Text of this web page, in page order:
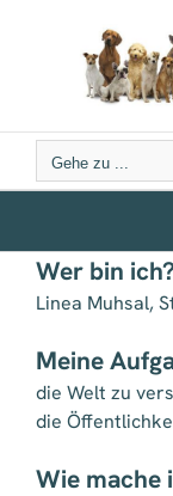
Gehe zu ...
Wer bin ich?
Linea Muhsal,
Meine
die Welt zu
die
Wie mache